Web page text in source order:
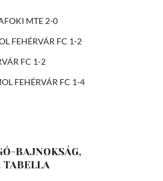
MTE 2-0
FEHÉRVÁR FC 1-2
FC 1-2
FEHÉRVÁR FC 1-4
BAJNOKSÁG,
TABELLA